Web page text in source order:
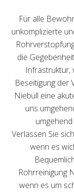
Für alle
unkomplizierte
die
Infrastruktur,
Beseitigung der
Niebüll eine
uns
Verlassen Sie
wenn es
Rohrreinigung
wenn es um